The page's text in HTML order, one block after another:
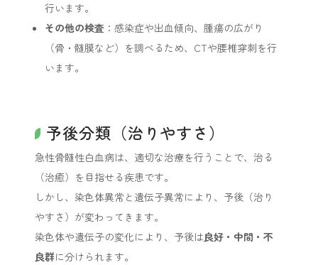
行います。
その他の検査 ：感染症や出血傾向、腫瘍の広がり
（骨・髄膜など）を調べるため、CTや腰椎穿刺を行
います。
予後分類（治りやすさ）
急性骨髄性白血病は、適切な治療を行うことで、治る
（治癒）を目指せる疾患です。
しかし、染色体異常と遺伝子異常により、予後（治り
やすさ）が変わってきます。
染色体や遺伝子の変化により、予後は良好・中間・不
良群に分けられます。